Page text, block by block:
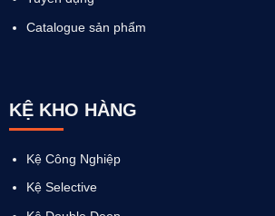
Catalogue sản phẩm
KỆ KHO HÀNG
Kệ Công Nghiệp
Kệ Selective